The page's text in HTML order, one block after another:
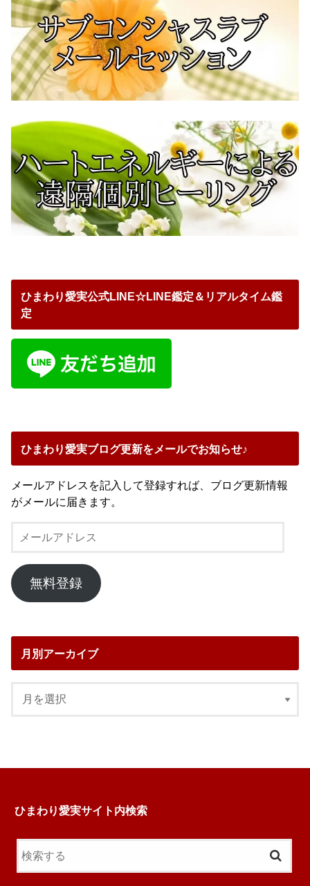
ひまわり愛実公式LINE☆LINE鑑定＆リアルタイム鑑
定
ひまわり愛実ブログ更新をメールでお知らせ♪
メールアドレスを記入して登録すれば、ブログ更新情報
がメールに届きます。
ー
ル
ア
ド
無料登録
月別アーカイブ
ひまわり愛実サイト内検索